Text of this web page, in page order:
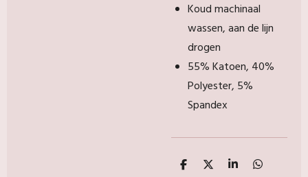
Koud machinaal
wassen, aan de lijn
drogen
55% Katoen, 40%
Polyester, 5%
Spandex
D D S D